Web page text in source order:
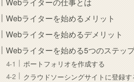
Webライターを始めるメリット
Webライターを始めるデメリット
Webライターを始める5つのステッ
ポートフォリオを作成する
クラウドソーシングサイトに登録す